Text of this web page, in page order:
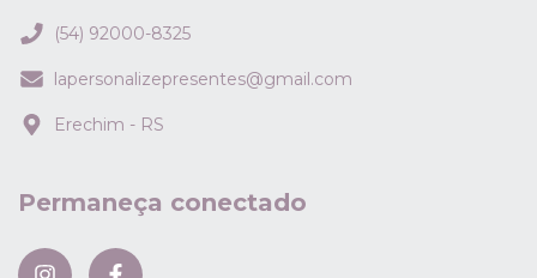
(54) 92000-8325
lapersonalizepresentes@gmail.com
Erechim - RS
Permaneça conectado